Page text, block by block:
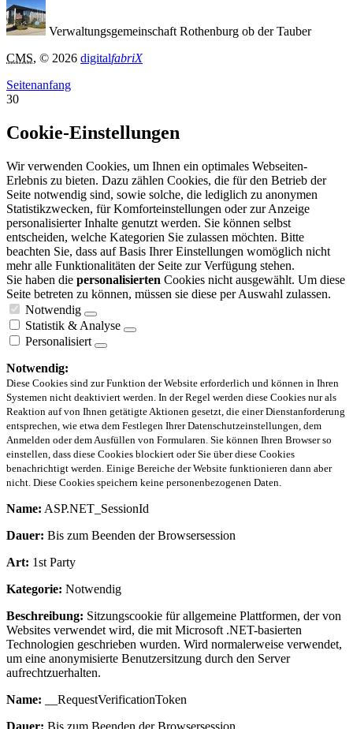
Verwaltungsgemeinschaft Rothenburg ob der Tauber
CMS, © 2026 digitalfabriX
Seitenanfang
30
Cookie-Einstellungen
Wir verwenden Cookies, um Ihnen ein optimales Webseiten-
Erlebnis zu bieten. Dazu zählen Cookies, die für den Betrieb der
Seite notwendig sind, sowie solche, die lediglich zu anonymen
Statistikzwecken, für Komforteinstellungen oder zur Anzeige
personalisierter Inhalte genutzt werden. Sie können selbst
entscheiden, welche Kategorien Sie zulassen möchten. Bitte
beachten Sie, dass auf Basis Ihrer Einstellungen womöglich nicht
mehr alle Funktionalitäten der Seite zur Verfügung stehen.
Sie haben die personalisierten Cookies nicht ausgewählt. Um diese
Seite betreten zu können, müssen sie diese per Auswahl zulassen.
Notwendig
Statistik & Analyse
Personalisiert
Notwendig:
Diese Cookies sind zur Funktion der Website erforderlich und können in Ihren
Systemen nicht deaktiviert werden. In der Regel werden diese Cookies nur als
Reaktion auf von Ihnen getätigte Aktionen gesetzt, die einer Dienstanforderung
entsprechen, wie etwa dem Festlegen Ihrer Datenschutzeinstellungen, dem
Anmelden oder dem Ausfüllen von Formularen. Sie können Ihren Browser so
einstellen, dass diese Cookies blockiert oder Sie über diese Cookies
benachrichtigt werden. Einige Bereiche der Website funktionieren dann aber
nicht. Diese Cookies speichern keine personenbezogenen Daten.
Name: ASP.NET_SessionId
Dauer: Bis zum Beenden der Browsersession
Art: 1st Party
Kategorie: Notwendig
Beschreibung: Sitzungscookie für allgemeine Plattformen, der von
Websites verwendet wird, die mit Microsoft .NET-basierten
Technologien geschrieben wurden. Wird normalerweise verwendet,
um eine anonymisierte Benutzersitzung durch den Server
aufrechtzuerhalten.
Name: __RequestVerificationToken
Dauer: Bis zum Beenden der Browsersession